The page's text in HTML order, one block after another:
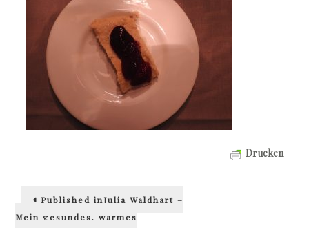
Drucken
Beitragsnavigation
Published inJulia Waldhart –
Mein gesundes, warmes